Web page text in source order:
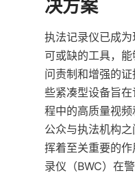
执法记录仪已成
可或缺的工具，能
问责制和增强的
些紧凑型设备旨
程中的高质量视
公众与执法机构
挥着至关重要的
录仪（BWC）在